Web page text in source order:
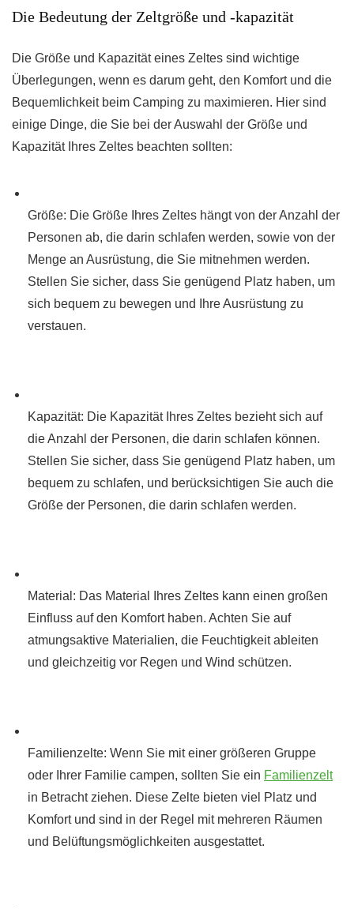
Die Bedeutung der Zeltgröße und -kapazität
Die Größe und Kapazität eines Zeltes sind wichtige
Überlegungen, wenn es darum geht, den Komfort und die
Bequemlichkeit beim Camping zu maximieren. Hier sind
einige Dinge, die Sie bei der Auswahl der Größe und
Kapazität Ihres Zeltes beachten sollten:
Größe: Die Größe Ihres Zeltes hängt von der Anzahl der
Personen ab, die darin schlafen werden, sowie von der
Menge an Ausrüstung, die Sie mitnehmen werden.
Stellen Sie sicher, dass Sie genügend Platz haben, um
sich bequem zu bewegen und Ihre Ausrüstung zu
verstauen.
Kapazität: Die Kapazität Ihres Zeltes bezieht sich auf
die Anzahl der Personen, die darin schlafen können.
Stellen Sie sicher, dass Sie genügend Platz haben, um
bequem zu schlafen, und berücksichtigen Sie auch die
Größe der Personen, die darin schlafen werden.
Material: Das Material Ihres Zeltes kann einen großen
Einfluss auf den Komfort haben. Achten Sie auf
atmungsaktive Materialien, die Feuchtigkeit ableiten
und gleichzeitig vor Regen und Wind schützen.
Familienzelte: Wenn Sie mit einer größeren Gruppe
oder Ihrer Familie campen, sollten Sie ein Familienzelt
in Betracht ziehen. Diese Zelte bieten viel Platz und
Komfort und sind in der Regel mit mehreren Räumen
und Belüftungsmöglichkeiten ausgestattet.